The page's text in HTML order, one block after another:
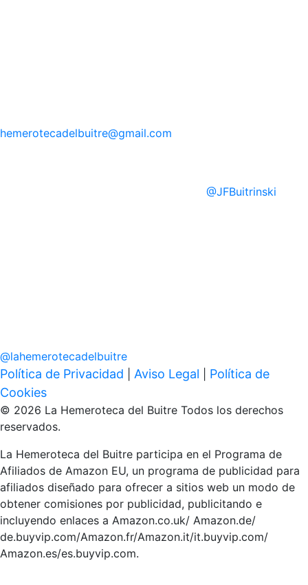
hemerotecadelbuitre@gmail.com
@JFBuitrinski
@lahemerotecadelbuitre
Política de Privacidad Aviso Legal
Política de
Cookies
© 2026 La Hemeroteca del Buitre Todos los derechos
reservados.
La Hemeroteca del Buitre participa en el Programa de
Afiliados de Amazon EU, un programa de publicidad para
afiliados diseñado para ofrecer a sitios web un modo de
obtener comisiones por publicidad, publicitando e
incluyendo enlaces a Amazon.co.uk/ Amazon.de/
de.buyvip.com/Amazon.fr/Amazon.it/it.buyvip.com/
Amazon.es/es.buyvip.com.